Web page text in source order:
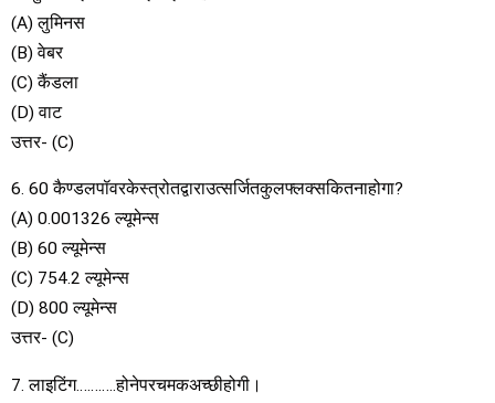
(A) लुमिनस
(B) वेबर
(C) कैंडला
(D) वाट
उत्तर- (C)
6. 60 कैण्डलपॉवरकेस्त्रोतद्वाराउत्सर्जितकुलफ्लक्सकितनाहोगा?
(A) 0.001326 ल्यूमेन्स
(B) 60 ल्यूमेन्स
(C) 754.2 ल्यूमेन्स
(D) 800 ल्यूमेन्स
उत्तर- (C)
7. लाइटिंग………..होनेपरचमकअच्छीहोगी।